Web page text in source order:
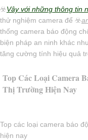
☣️Vây với những thông tin
thử nghiệm camera để ☣️
thống camera báo động
biện pháp an ninh khác
tăng cường tính hiệu quả
Top Các Loại Camera
Thị Trường Hiện Nay
Top các loại camera báo
hiện nay